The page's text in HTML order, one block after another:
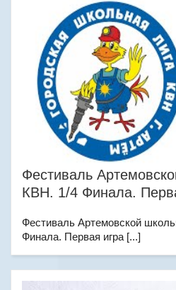
Фестиваль
КВН. 1/4 Финала.
Фестиваль Артемовской
Финала. Первая игра [...]